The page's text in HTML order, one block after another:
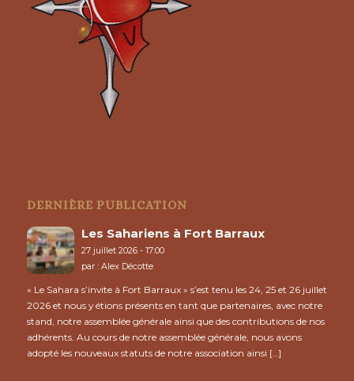
DERNIÈRE PUBLICATION
Les Sahariens à Fort Barraux
27 juillet 2026 - 17:00
par : Alex Décotte
« Le Sahara s’invite à Fort Barraux » s’est tenu les 24, 25 et 26 juillet
2026 et nous y étions présents en tant que partenaires, avec notre
stand, notre assemblée générale ainsi que des contributions de nos
adhérents. Au cours de notre assemblée générale, nous avons
adopté les nouveaux statuts de notre association ainsi […]